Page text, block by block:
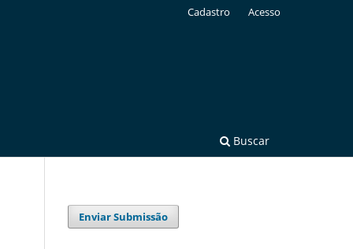
Buscar
Cadastro Acesso
Enviar Submissão